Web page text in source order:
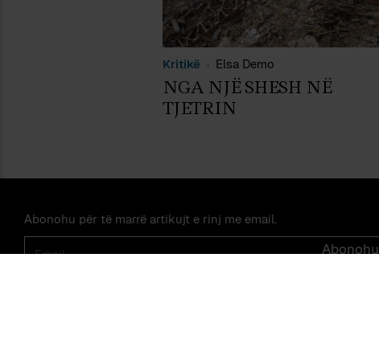
Kritikë Elsa Demo
NGA NJË SHESH NË
TJETRIN
Abonohu për të marrë artikujt e rinj me email.
Email
Abonohu